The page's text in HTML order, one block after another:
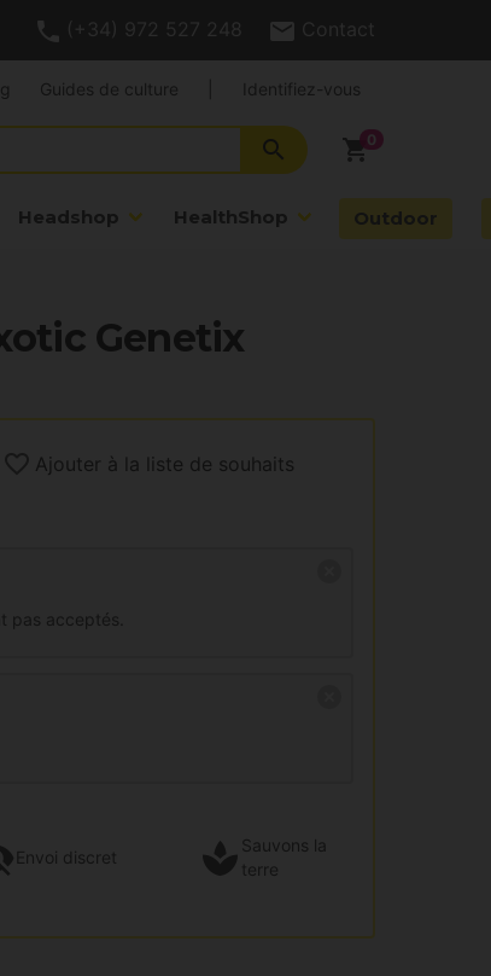
(+34) 972 527 248 Contact
shopping_cart
search
Headshop HealthShop Outdoor
Guides de culture Identifiez-vous
Genetix
Ajouter à la liste de souhaits
pas acceptés.
Envoi discret
Sauvons la
terre